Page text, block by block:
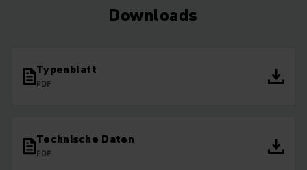
Downloads
Typenblatt
PDF
Technische Daten
PDF